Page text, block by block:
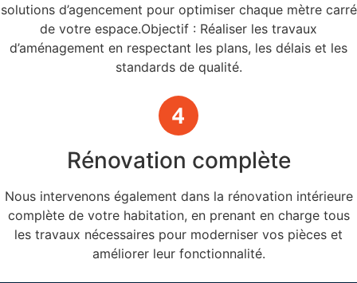
solutions d’agencement pour optimiser chaque mètre carré
de votre espace.Objectif : Réaliser les travaux
d’aménagement en respectant les plans, les délais et les
standards de qualité.
Rénovation complète
Nous intervenons également dans la rénovation intérieure
complète de votre habitation, en prenant en charge tous
les travaux nécessaires pour moderniser vos pièces et
améliorer leur fonctionnalité.